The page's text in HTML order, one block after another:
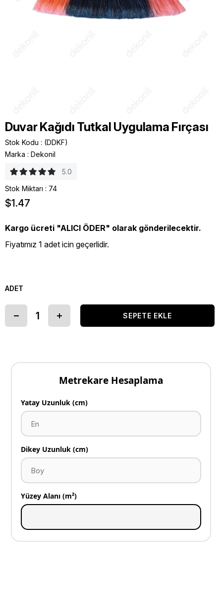
Duvar Kağıdı Tutkal Uygulama Fırçası
Stok Kodu
(DDKF)
Marka : Dekonil
5.0
Stok Miktarı : 74
$1.47
Kargo ücreti "ALICI ÖDER" olarak gönderilecektir.
Fiyatımız 1 adet icin geçerlidir.
ADET
Metrekare Hesaplama
Yatay Uzunluk (cm)
Dikey Uzunluk (cm)
Yüzey Alanı (m²)